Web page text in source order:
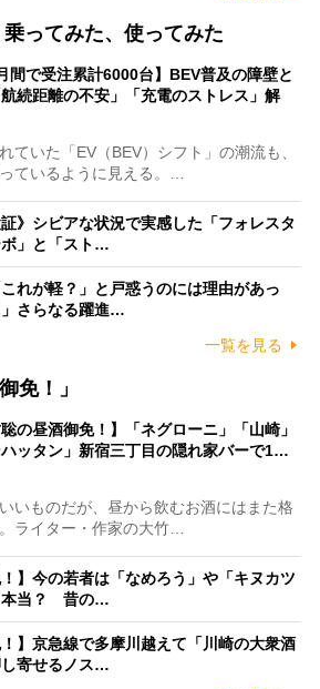
ってみた、使ってみた
間で受注累計6000台】BEV普及の障壁と
続距離の不安」「充電のストレス」解
いた「EV（BEV）シフト」の潮流も、
ているように見える。…
証》シビアな状況で実感した「フォレスタ
」と「スト…
れが軽？」と戸惑うのには理由があっ
さらなる躍進…
一覧を見る
免！」
聡の昼酒御免！】「ネグローニ」「山崎」
ハッタン」新宿三丁目の隠れ家バーで1…
いものだが、昼から飲むお酒にはまた格
ライター・作家の大竹…
！】今の若者は「なめろう」や「キヌカツ
本当？ 昔の…
！】京急線で多摩川越えて「川崎の大衆酒
寄せるノス…